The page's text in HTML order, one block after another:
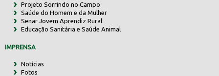
Projeto Sorrindo no Campo
Saúde do Homem e da Mulher
Senar Jovem Aprendiz Rural
Educação Sanitária e Saúde Animal
IMPRENSA
Notícias
Fotos